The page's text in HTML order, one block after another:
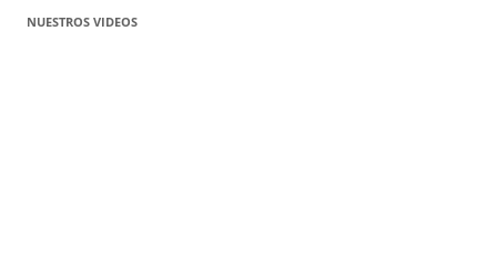
NUESTROS VIDEOS